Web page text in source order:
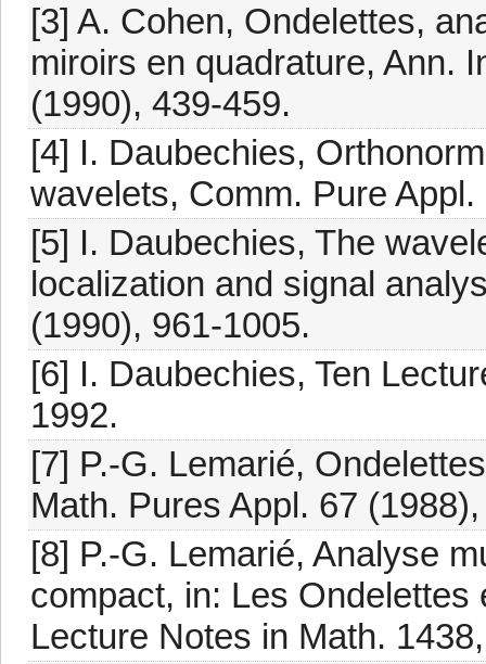
[3] A. Cohen, Ondelettes,
miroirs en quadrature, Ann.
(1990), 439-459.
[4] I. Daubechies,
wavelets, Comm. Pure
[5] I. Daubechies, The
localization and signal
(1990), 961-1005.
[6] I. Daubechies, Ten
1992.
[7] P.-G. Lemarié,
Math. Pures Appl. 67
[8] P.-G. Lemarié, Analyse
compact, in: Les Ondelettes
Lecture Notes in Math.